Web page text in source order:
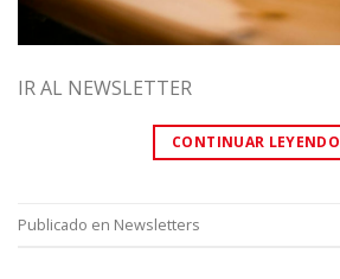
IR AL NEWSLETTER
CONTINUAR LEYENDO
Publicado en Newsletters